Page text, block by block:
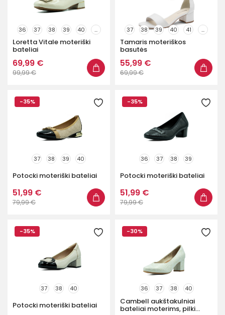
36 37 38 39 40 ...
Loretta Vitale moteriški
bateliai
69,99 €
99,99 €
37 38 39 40 41 ...
Tamaris moteriškos
basutės
55,99 €
69,99 €
-35%
37 38 39 40
Potocki moteriški bateliai
51,99 €
79,99 €
-35%
36 37 38 39
Potocki moteriški bateliai
51,99 €
79,99 €
-35%
37 38 40
Potocki moteriški bateliai
-30%
36 37 38 40
Cambell aukštakulniai
bateliai moterims, pilki...